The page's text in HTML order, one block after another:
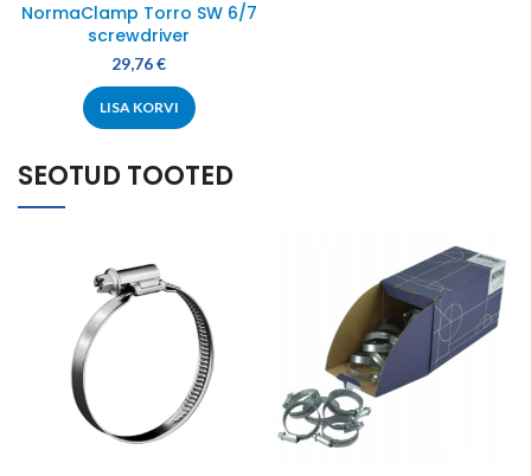
NormaClamp Torro SW 6/7
screwdriver
29,76€
LISA KORVI
SEOTUD TOOTED